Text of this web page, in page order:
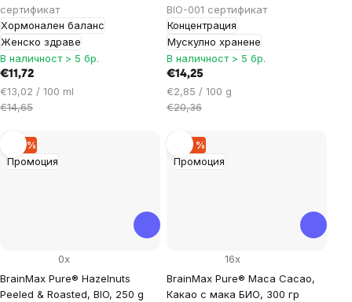
сертификат
Хормонален баланс
Женско здраве
В наличност > 5 бр.
€11,72
Цена
за
€13,02 / 100 ml
€14,65
BIO-001 сертификат
Концентрация
Мускулно хранене
В наличност > 5 бр.
€14,25
Цена
за
€2,85 / 100 g
€20,36
Промоция
–19 %
BrainMax Pure® Hazelnuts
Peeled & Roasted, BIO, 250 g
0x
Промоция
–20 %
BrainMax Pure® Maca Cacao,
Какао с мака БИО, 300 гр
16x